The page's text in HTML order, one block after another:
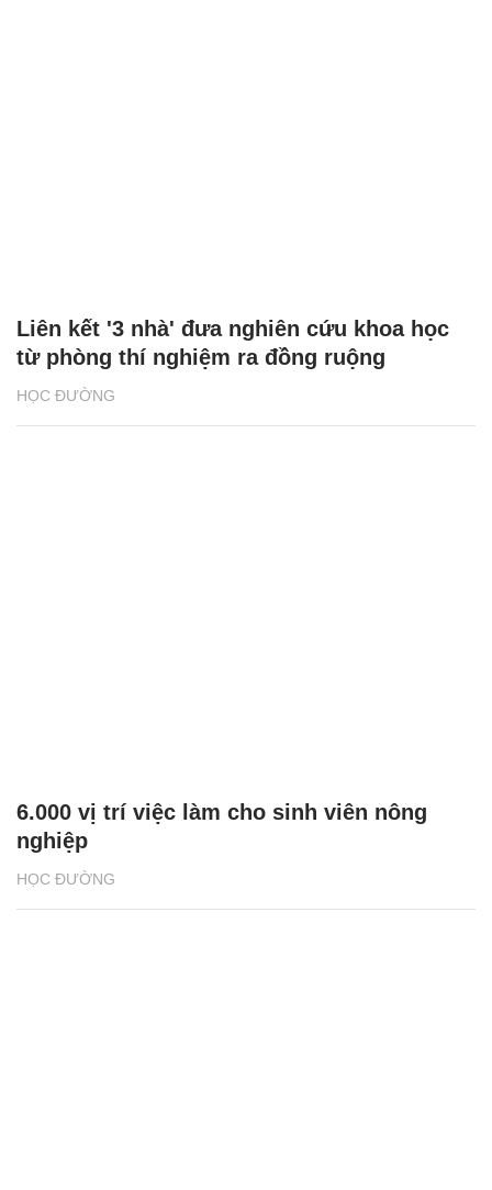
HỌC ĐƯỜNG
Liên kết '3 nhà' đưa nghiên cứu khoa học
từ phòng thí nghiệm ra đồng ruộng
HỌC ĐƯỜNG
6.000 vị trí việc làm cho sinh viên nông
nghiệp